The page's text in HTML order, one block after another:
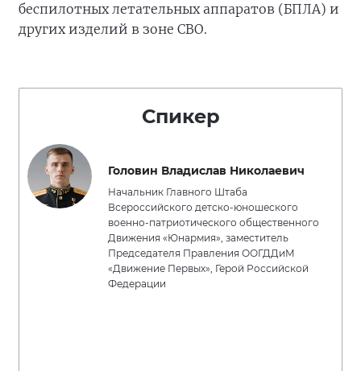
беспилотных летательных аппаратов (БПЛА) и
других изделий в зоне СВО.
Спикер
Головин Владислав Николаевич
Начальник Главного Штаба
Всероссийского детско-юношеского
военно-патриотического общественного
Движения «Юнармия», заместитель
Председателя Правления ООГДДиМ
«Движение Первых», Герой Российской
Федерации